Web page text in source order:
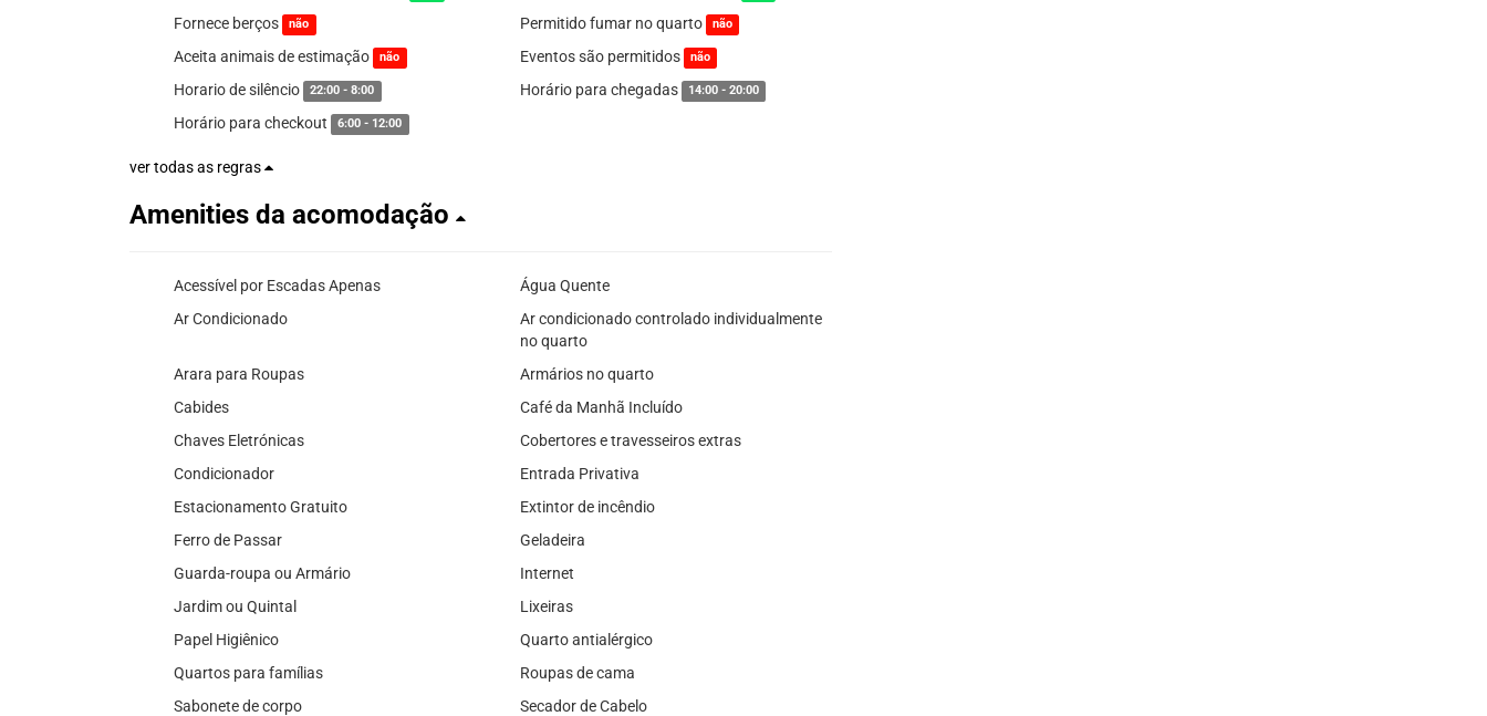
Fornece berços não Permitido fumar no quarto não
Aceita animais de estimação não Eventos são permitidos não
Horario de silêncio 22:00 - 8:00 Horário para chegadas 14:00 - 20:00
Horário para checkout 6:00 - 12:00
ver todas as regras
Amenities da acomodação
Acessível por Escadas Apenas
Água Quente
Ar Condicionado
Ar condicionado controlado individualmente
no quarto
Arara para Roupas
Armários no quarto
Cabides
Café da Manhã Incluído
Chaves Eletrónicas
Cobertores e travesseiros extras
Condicionador
Entrada Privativa
Estacionamento Gratuito
Extintor de incêndio
Ferro de Passar
Geladeira
Guarda-roupa ou Armário
Internet
Jardim ou Quintal
Lixeiras
Papel Higiênico
Quarto antialérgico
Quartos para famílias
Roupas de cama
Sabonete de corpo
Secador de Cabelo